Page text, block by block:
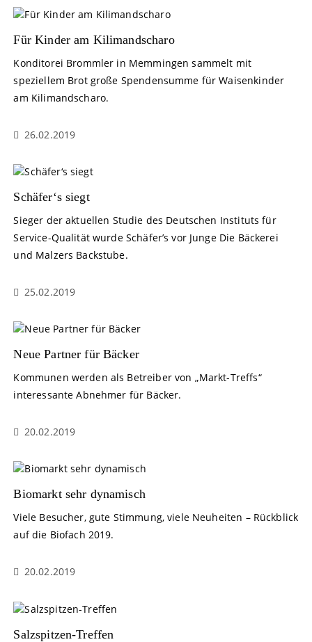
Für Kinder am Kilimandscharo
Konditorei Brommler in Memmingen sammelt mit
speziellem Brot große Spendensumme für Waisenkinder
am Kilimandscharo.
26.02.2019
Schäfer‘s siegt
Sieger der aktuellen Studie des Deutschen Instituts für
Service-Qualität wurde Schäfer’s vor Junge Die Bäckerei
und Malzers Backstube.
25.02.2019
Neue Partner für Bäcker
Kommunen werden als Betreiber von „Markt-Treffs“
interessante Abnehmer für Bäcker.
20.02.2019
Biomarkt sehr dynamisch
Viele Besucher, gute Stimmung, viele Neuheiten – Rückblick
auf die Biofach 2019.
20.02.2019
Salzspitzen-Treffen